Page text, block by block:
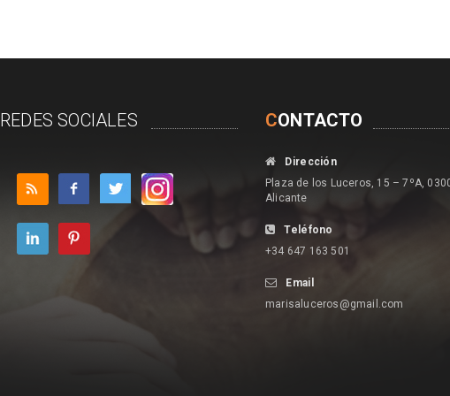
REDES SOCIALES CONTACTO
Dirección
Plaza de los Luceros, 15 – 7ºA,
Alicante
Teléfono
+34 647 163 501
Email
marisaluceros@gmail.com